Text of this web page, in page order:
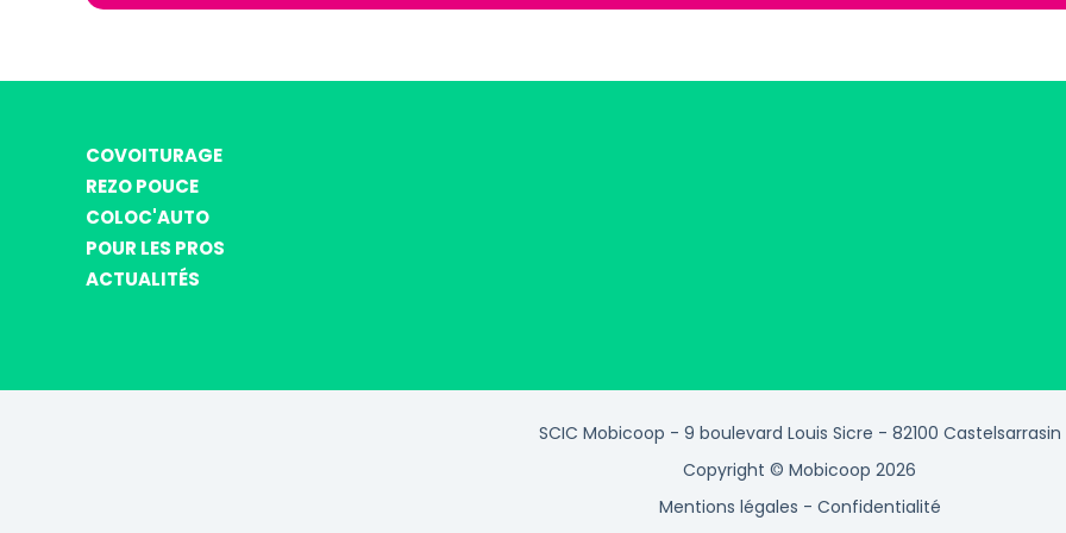
COVOITURAGE
REZO POUCE
COLOC'AUTO
POUR LES PROS
ACTUALITÉS
SCIC Mobicoop - 9 boulevard Louis Sicre - 82100 Castelsarrasin
Copyright © Mobicoop 2026
Mentions légales - Confidentialité